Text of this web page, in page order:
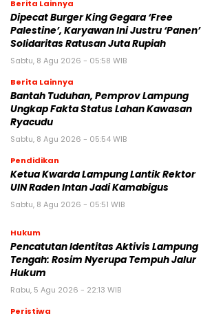
Berita Lainnya
Dipecat Burger King Gegara ‘Free
Palestine’, Karyawan Ini Justru ‘Panen’
Solidaritas Ratusan Juta Rupiah
Sabtu, 8 Agu 2026 - 05:58 WIB
Berita Lainnya
Bantah Tuduhan, Pemprov Lampung
Ungkap Fakta Status Lahan Kawasan
Ryacudu
Sabtu, 8 Agu 2026 - 05:54 WIB
Pendidikan
Ketua Kwarda Lampung Lantik Rektor
UIN Raden Intan Jadi Kamabigus
Sabtu, 8 Agu 2026 - 05:51 WIB
Hukum
Pencatutan Identitas Aktivis Lampung
Tengah: Rosim Nyerupa Tempuh Jalur
Hukum
Rabu, 5 Agu 2026 - 22:13 WIB
Peristiwa